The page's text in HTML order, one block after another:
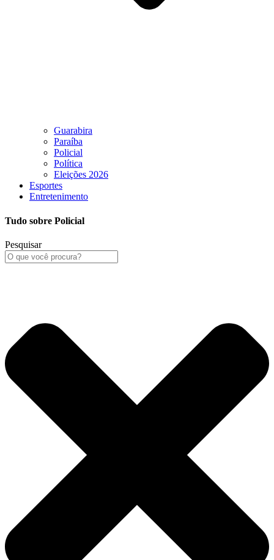
Guarabira
Paraíba
Policial
Política
Eleições 2026
Esportes
Entretenimento
Tudo sobre Policial
Pesquisar